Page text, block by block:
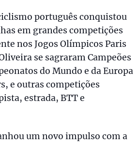
português conquistou
em grandes competições
nos Jogos Olímpicos Paris
se sagraram Campeões
do Mundo e da Europa
e outras competições
estrada, BTT e
um novo impulso com a